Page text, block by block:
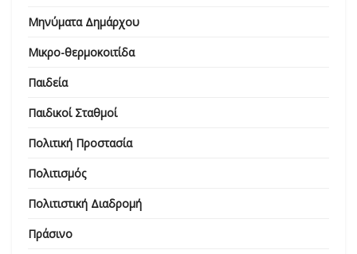
Μηνύματα Δημάρχου
Μικρο-θερμοκοιτίδα
Παιδεία
Παιδικοί Σταθμοί
Πολιτική Προστασία
Πολιτισμός
Πολιτιστική Διαδρομή
Πράσινο